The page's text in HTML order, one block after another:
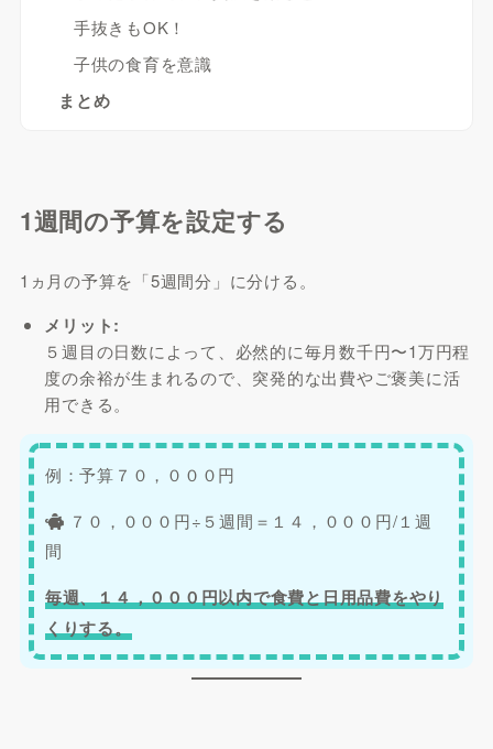
手抜きもOK！
子供の食育を意識
まとめ
1週間の予算を設定する
1ヵ月の予算を「5週間分」に分ける。
メリット:
５週目の日数によって、必然的に毎月数千円〜1万円程
度の余裕が生まれるので、突発的な出費やご褒美に活
用できる。
例：予算７０，０００円
７０，０００円÷５週間＝１４，０００円/１週
間
毎週、１４，０００円以内で食費と日用品費をやり
くりする。